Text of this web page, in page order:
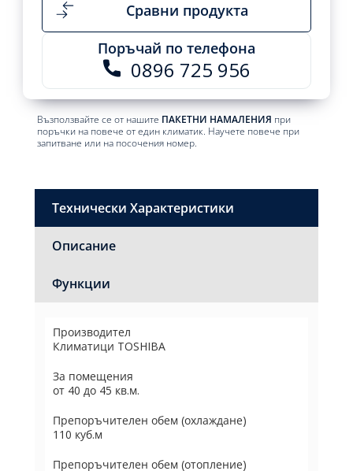
Сравни продукта
Поръчай по телефона
0896 725 956
Възползвайте се от нашите ПАКЕТНИ НАМАЛЕНИЯ при
поръчки на повече от един климатик. Научете повече при
запитване или на посочения номер.
Технически Характеристики
Описание
Функции
Производител
Климатици TOSHIBA
За помещения
от 40 до 45 кв.м.
Препоръчителен обем (охлаждане)
110 куб.м
Препоръчителен обем (отопление)